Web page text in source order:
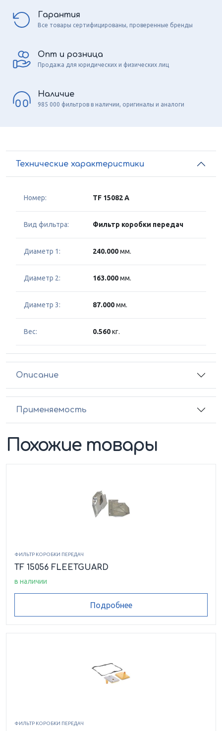
Гарантия
Все товары сертифицированы, проверенные бренды
Опт и розница
Продажа для юридических и физических лиц
Наличие
985 000 фильтров в наличии, оригиналы и аналоги
Технические характеристики
Номер: TF 15082 A
Вид фильтра: Фильтр коробки передач
Диаметр 1: 240.000мм.
Диаметр 2: 163.000мм.
Диаметр 3: 87.000мм.
Вес: 0.560кг.
Описание
Применяемость
Похожие товары
ФИЛЬТР КОРОБКИ ПЕРЕДАЧ
TF 15056 FLEETGUARD
в наличии
Подробнее
ФИЛЬТР КОРОБКИ ПЕРЕДАЧ